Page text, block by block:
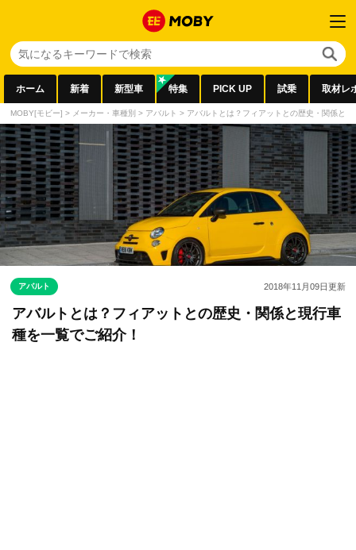
ホーム 新着 新型車 特集 PICK UP 試乗 取材レ
MOBY[モビー] > メーカー・車種別 > アバルト > アバルトとは？フィアットとの歴史・関係と
アバルト 2018年11月09日更新
アバルトとは？フィアットとの歴史・関係と現行車
種を一覧でご紹介！